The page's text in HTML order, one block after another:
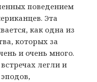
поведением
Эта
как одна из
которых за
и очень много.
легли и